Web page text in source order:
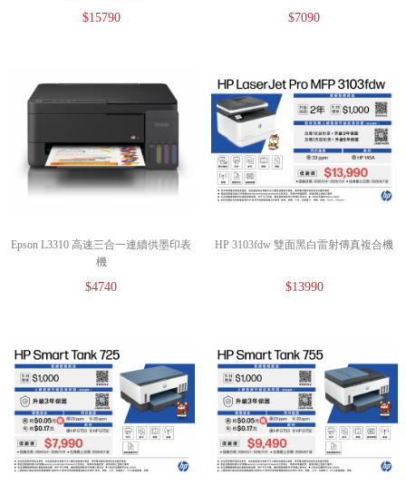
$15790 $7090
Epson L3310 高速三合一連續供墨印表
機
$4740
HP 3103fdw 雙面黑白雷射傳真複合機
$13990